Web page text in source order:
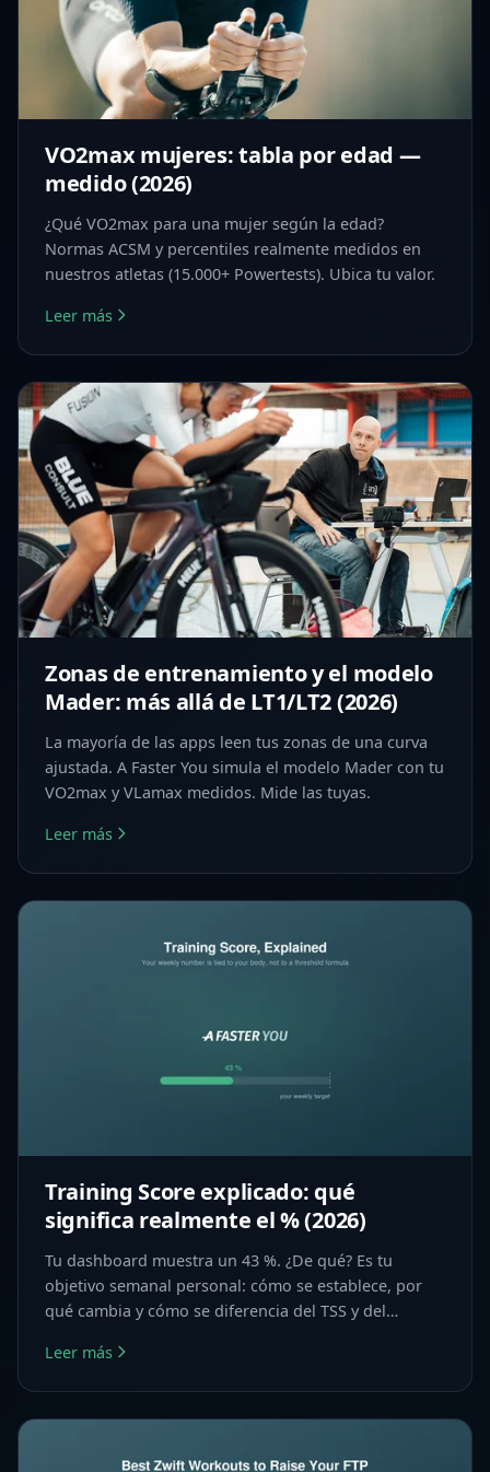
VO2max mujeres: tabla por edad —
medido (2026)
¿Qué VO2max para una mujer según la edad?
Normas ACSM y percentiles realmente medidos en
nuestros atletas (15.000+ Powertests). Ubica tu valor.
Leer más
Zonas de entrenamiento y el modelo
Mader: más allá de LT1/LT2 (2026)
La mayoría de las apps leen tus zonas de una curva
ajustada. A Faster You simula el modelo Mader con tu
VO2max y VLamax medidos. Mide las tuyas.
Leer más
Training Score explicado: qué
significa realmente el % (2026)
Tu dashboard muestra un 43 %. ¿De qué? Es tu
objetivo semanal personal: cómo se establece, por
qué cambia y cómo se diferencia del TSS y del
Leer más